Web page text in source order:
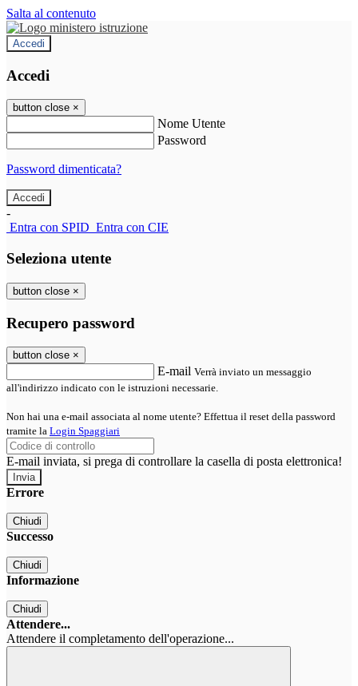
Salta al contenuto
Accedi
Accedi
button close ×
Nome Utente
Password
Password dimenticata?
-
Entra con SPID Entra con CIE
Seleziona utente
button close ×
Recupero password
button close ×
E-mail Verrà inviato un messaggio
all'indirizzo indicato con le istruzioni necessarie.
Non hai una e-mail associata al nome utente? Effettua il reset della password
tramite la Login Spaggiari
E-mail inviata, si prega di controllare la casella di posta elettronica!
Errore
Chiudi
Successo
Chiudi
Informazione
Chiudi
Attendere...
Attendere il completamento dell'operazione...